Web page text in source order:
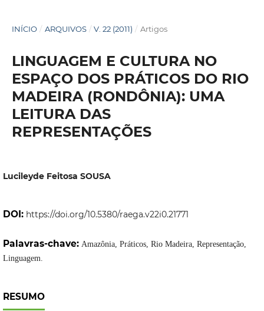
INÍCIO / ARQUIVOS / V. 22 (2011) / Artigos
LINGUAGEM E CULTURA NO
ESPAÇO DOS PRÁTICOS DO RIO
MADEIRA (RONDÔNIA): UMA
LEITURA DAS
REPRESENTAÇÕES
Lucileyde Feitosa SOUSA
DOI: https://doi.org/10.5380/raega.v22i0.21771
Palavras-chave: Amazônia, Práticos, Rio Madeira, Representação,
Linguagem.
RESUMO